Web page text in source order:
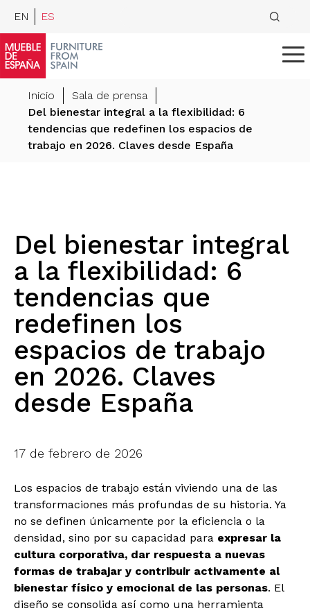
EN ES
Inicio
Sala de prensa
Del bienestar integral a la flexibilidad: 6
tendencias que redefinen los espacios de
trabajo en 2026. Claves desde España
Del bienestar integral
a la flexibilidad: 6
tendencias que
redefinen los
espacios de trabajo
en 2026. Claves
desde España
17 de febrero de 2026
Los espacios de trabajo están viviendo una de las
transformaciones más profundas de su historia. Ya
no se definen únicamente por la eficiencia o la
densidad, sino por su capacidad para expresar la
cultura corporativa, dar respuesta a nuevas
formas de trabajar y contribuir activamente al
bienestar físico y emocional de las personas. El
diseño se consolida así como una herramienta